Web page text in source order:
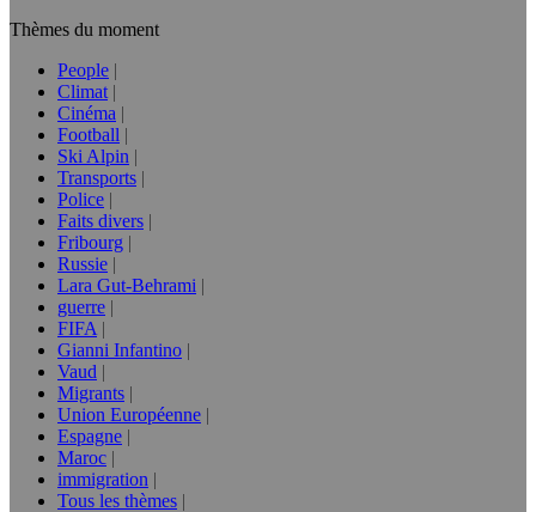
Thèmes du moment
People
Climat
Cinéma
Football
Ski Alpin
Transports
Police
Faits divers
Fribourg
Russie
Lara Gut-Behrami
guerre
FIFA
Gianni Infantino
Vaud
Migrants
Union Européenne
Espagne
Maroc
immigration
Tous les thèmes